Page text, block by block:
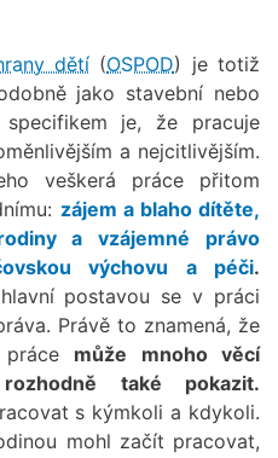
dětí (OSPOD) je totiž
jako stavební nebo
je, že pracuje
a nejcitlivějším.
veškerá práce přitom
zájem a blaho dítěte,
a vzájemné právo
výchovu a péči.
postavou se v práci
Právě to znamená, že
může mnoho věcí
také pokazit.
s kýmkoli a kdykoli.
mohl začít pracovat,